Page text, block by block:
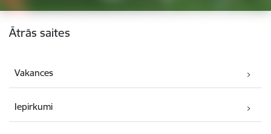
Kājene
Ātrās saites
Vakances
Iepirkumi